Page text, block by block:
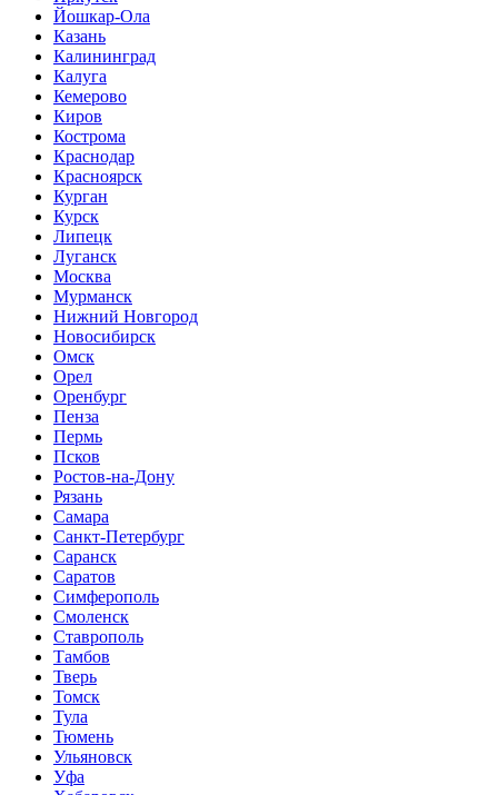
Йошкар-Ола
Казань
Калининград
Калуга
Кемерово
Киров
Кострома
Краснодар
Красноярск
Курган
Курск
Липецк
Луганск
Москва
Мурманск
Нижний Новгород
Новосибирск
Омск
Орел
Оренбург
Пенза
Пермь
Псков
Ростов-на-Дону
Рязань
Самара
Санкт-Петербург
Саранск
Саратов
Симферополь
Смоленск
Ставрополь
Тамбов
Тверь
Томск
Тула
Тюмень
Ульяновск
Уфа